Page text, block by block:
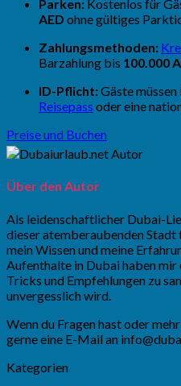
Parken: Kostenlos für
AED ohne gültiges
Zahlungsmethoden:
Barzahlung bis 100.000
ID-Pflicht:Gäste
Reisepass oder eine
Preise und Buchen
Über den Autor
Als leidenschaftlicher Dubai-
dieser atemberaubenden
mein Wissen und meine
Aufenthalte in Dubai haben
Tricks und Empfehlungen zu
unvergesslich wird.
Wenn du Fragen hast oder
gerne eine E-Mail an
Kategorien